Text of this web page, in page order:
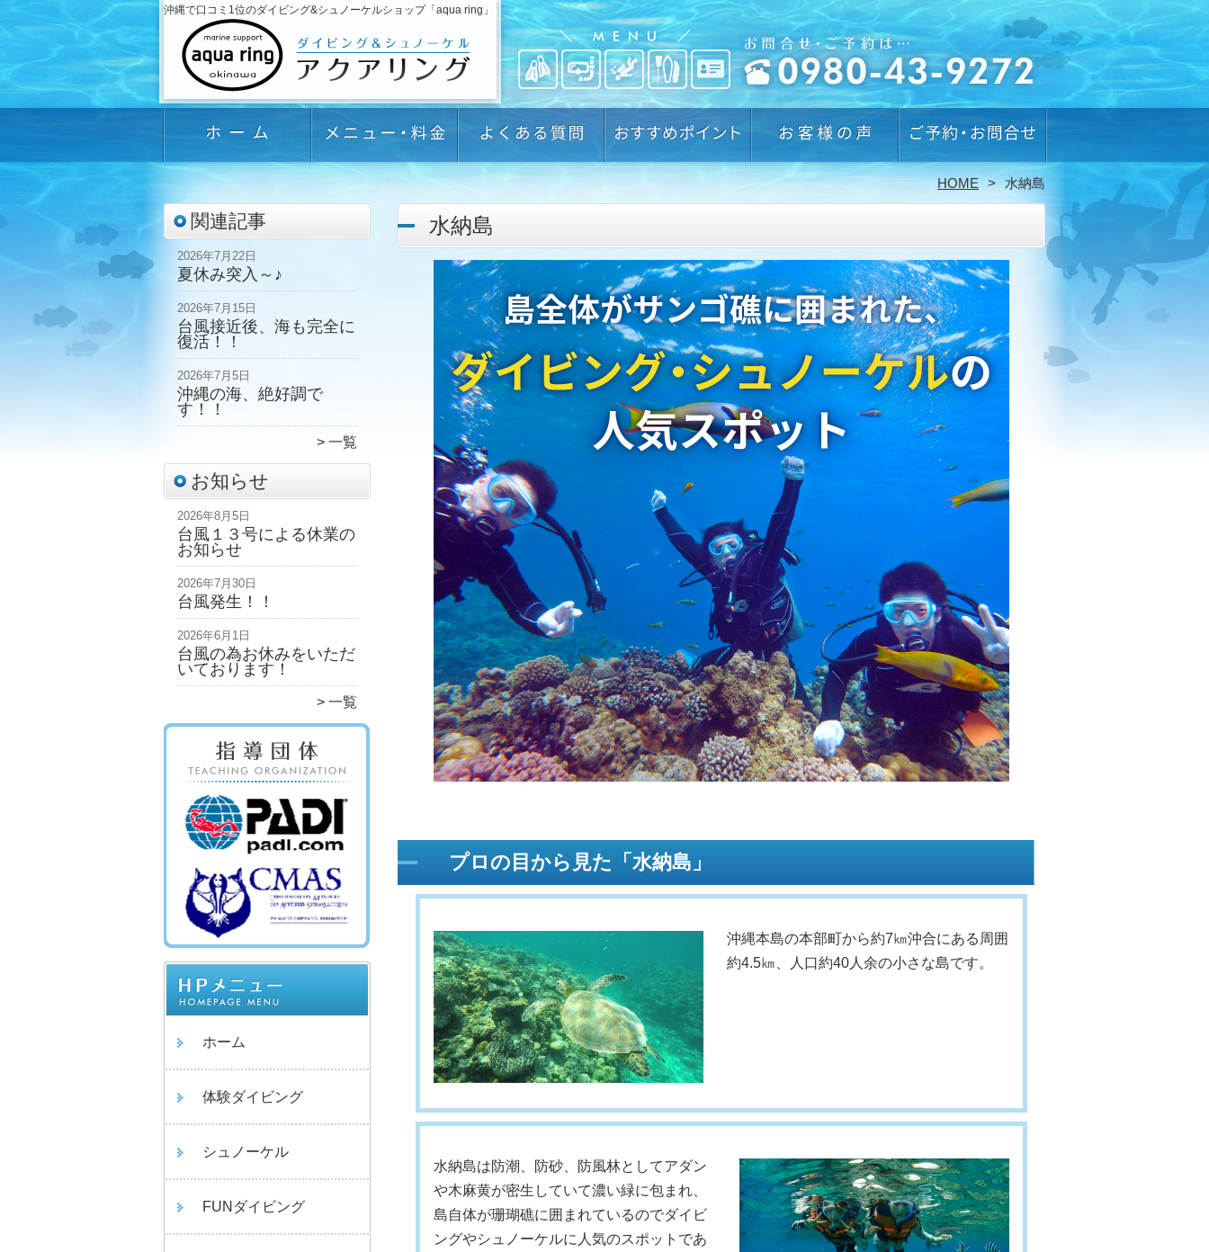
沖縄で口コミ1位のダイビング&シュノーケルショップ「aqua ring」
HOME 水納島
関連記事
2026年7月22日
夏休み突入～♪
2026年7月15日
台風接近後、海も完全に
復活！！
2026年7月5日
沖縄の海、絶好調で
す！！
一覧
お知らせ
2026年8月5日
台風１３号による休業の
お知らせ
2026年7月30日
台風発生！！
2026年6月1日
台風の為お休みをいただ
いております！
一覧
ホーム
体験ダイビング
シュノーケル
FUNダイビング
水納島
プロの目から見た「水納島」
沖縄本島の本部町から約7㎞沖合にある周囲
約4.5㎞、人口約40人余の小さな島です。
水納島は防潮、防砂、防風林としてアダン
や木麻黄が密生していて濃い緑に包まれ、
島自体が珊瑚礁に囲まれているのでダイビ
ングやシュノーケルに人気のスポットであ